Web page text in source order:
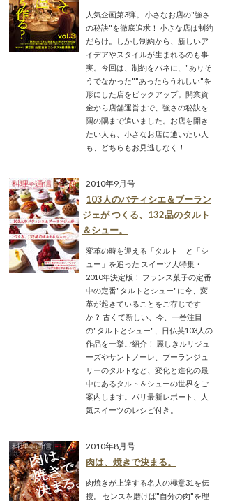
人気企画第3弾。 小さなお店の"強さ
の秘訣"を徹底追求！ 小さな店は制約
だらけ。しかし制約から、新しいア
イデアやスタイルが生まれるのも事
実。今回は、制約をバネに、"ありそ
うでなかった""あったらうれしい"を
形にした店をピックアップ。開業資
金から店舗運営まで、強さの秘訣を
隅の隅まで追いました。お店を開き
たい人も、小さなお店に通いたい人
も、どちらもお見逃しなく！
2010年9月号
103人のパティシエ＆ブーラン
ジェが つくる、132品のタルト
＆シュー。
変革の時を迎える「タルト」と「シ
ュー」を追った スイーツ大特集・
2010年決定版！ フランス菓子の定番
中の定番"タルトとシュー"に今、変
革が起きていることをご存じです
か？ 古くて新しい、今、一番注目
の"タルトとシュー"、日仏英103人の
作品を一挙ご紹介！ 麗しきルリジュ
ーズやサントノーレ、ブーランジュ
リーのタルトなど、変化と進化の最
中にあるタルト＆シューの世界をご
案内します。パリ最新レポート、人
気スイーツのレシピ付き。
2010年8月号
肉は、焼きで決まる。
肉焼きが上達する名人の極意31を伝
授。 センスを磨けば"自分の肉"を理